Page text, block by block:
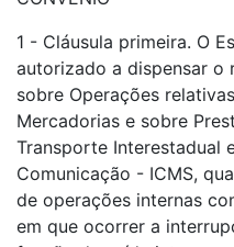
1 - Cláusula primeira. O
autorizado a dispensar o
sobre Operações
Mercadorias e sobre
Transporte Interestadual
Comunicação - ICMS,
de operações internas
em que ocorrer a